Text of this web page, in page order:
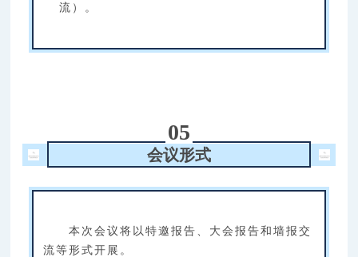
流）。
05
会议形式
本次会议将以特邀报告、大会报告和墙报交
流等形式开展。